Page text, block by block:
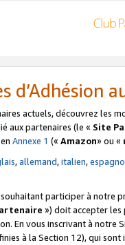
d’Adhésion
actuels, découvrez les
aux partenaires (le « Site
Annexe 1 (« Amazon» ou «
,allemand,italien,
participer à notre
») doit accepter les
En vous inscrivant à notre
à la Section 12), qui